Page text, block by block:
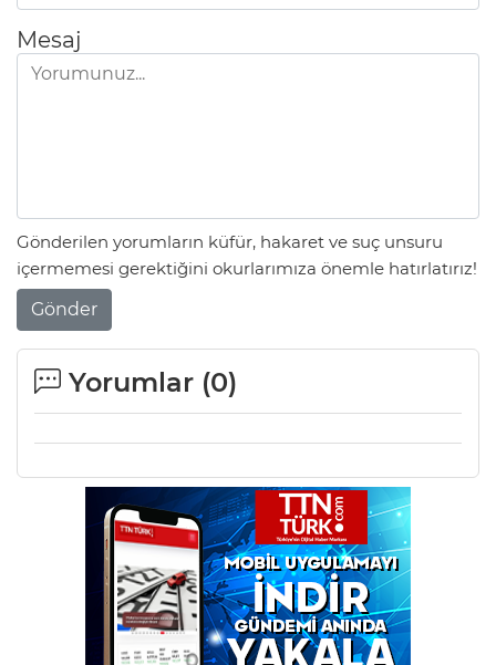
Mesaj
Gönderilen yorumların küfür, hakaret ve suç unsuru
içermemesi gerektiğini okurlarımıza önemle hatırlatırız!
Gönder
Yorumlar (0)